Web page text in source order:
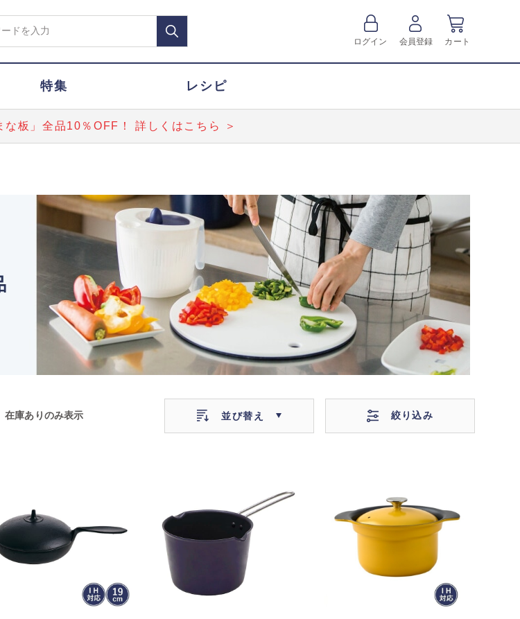
ログイン 会員登録 カート
特集 レシピ
な板」全品10％OFF！ 詳しくはこちら ＞
在庫ありのみ表示 並び替え 絞り込み